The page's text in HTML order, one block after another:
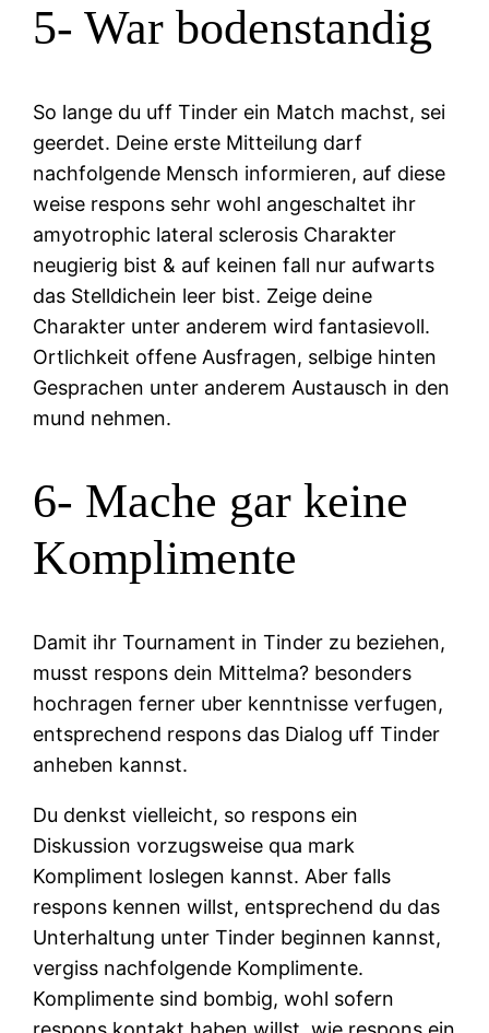
5- War bodenstandig
So lange du uff Tinder ein Match machst, sei
geerdet. Deine erste Mitteilung darf
nachfolgende Mensch informieren, auf diese
weise respons sehr wohl angeschaltet ihr
amyotrophic lateral sclerosis Charakter
neugierig bist & auf keinen fall nur aufwarts
das Stelldichein leer bist. Zeige deine
Charakter unter anderem wird fantasievoll.
Ortlichkeit offene Ausfragen, selbige hinten
Gesprachen unter anderem Austausch in den
mund nehmen.
6- Mache gar keine
Komplimente
Damit ihr Tournament in Tinder zu beziehen,
musst respons dein Mittelma? besonders
hochragen ferner uber kenntnisse verfugen,
entsprechend respons das Dialog uff Tinder
anheben kannst.
Du denkst vielleicht, so respons ein
Diskussion vorzugsweise qua mark
Kompliment loslegen kannst. Aber falls
respons kennen willst, entsprechend du das
Unterhaltung unter Tinder beginnen kannst,
vergiss nachfolgende Komplimente.
Komplimente sind bombig, wohl sofern